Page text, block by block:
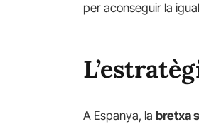
per aconseguir la
A Espanya, labretxa